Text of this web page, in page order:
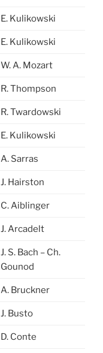
E. Kulikowski
E. Kulikowski
W. A. Mozart
R. Thompson
R. Twardowski
E. Kulikowski
A. Sarras
J. Hairston
C. Aiblinger
J. Arcadelt
J. S. Bach – Ch.
Gounod
A. Bruckner
J. Busto
D. Conte